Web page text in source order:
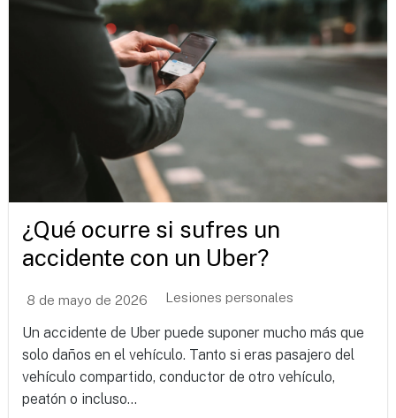
¿Qué ocurre si sufres un
accidente con un Uber?
8 de mayo de 2026 Lesiones personales
Un accidente de Uber puede suponer mucho más que
solo daños en el vehículo. Tanto si eras pasajero del
vehículo compartido, conductor de otro vehículo,
peatón o incluso...